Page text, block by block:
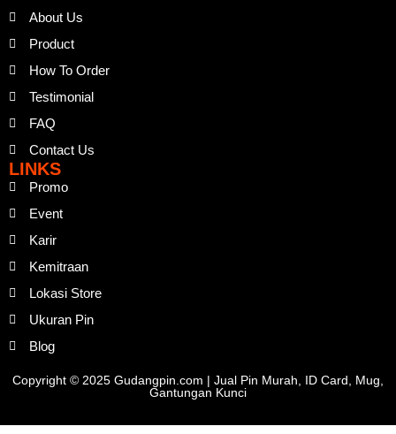
About Us
Product
How To Order
Testimonial
FAQ
Contact Us
LINKS
Promo
Event
Karir
Kemitraan
Lokasi Store
Ukuran Pin
Blog
Copyright © 2025 Gudangpin.com | Jual Pin Murah, ID Card, Mug,
Gantungan Kunci